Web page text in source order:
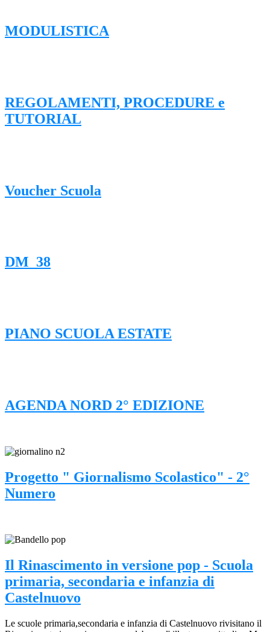
MODULISTICA
REGOLAMENTI, PROCEDURE e
TUTORIAL
Voucher Scuola
DM_38
PIANO SCUOLA ESTATE
AGENDA NORD 2° EDIZIONE
Progetto " Giornalismo Scolastico" - 2°
Numero
Il Rinascimento in versione pop - Scuola
primaria, secondaria e infanzia di
Castelnuovo
Le scuole primaria,secondaria e infanzia di Castelnuovo rivisitano il